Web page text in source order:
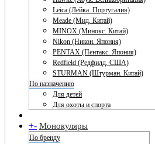
Leica (Лейка. Португалия)
Meade (Мид. Китай)
MINOX (Минокс. Китай)
Nikon (Никон. Япония)
PENTAX (Пентакс. Япония)
Redfield (Редфилд. США)
STURMAN (Штурман. Китай)
По назначению
Для детей
Для охоты и спорта
+- Монокуляры
По бренду